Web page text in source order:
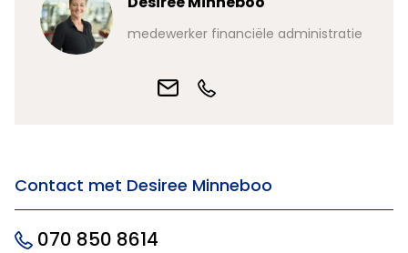
medewerker financiële administratie
Contact met Desiree Minneboo
070 850 8614